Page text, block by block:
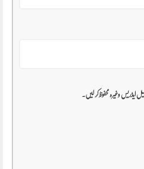
ایڈریس وغیرہ محفوظ کر لیں۔